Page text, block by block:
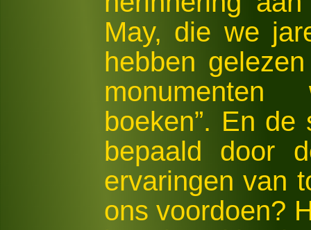
May, die we
hebben
boeken”. En
bepaald door
ervaringen van
ons voordoen?